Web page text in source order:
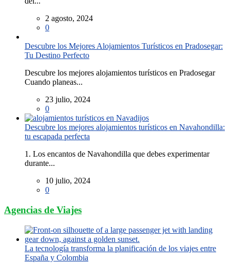
2 agosto, 2024
0
Descubre los Mejores Alojamientos Turísticos en Pradosegar:
Tu Destino Perfecto
Descubre los mejores alojamientos turísticos en Pradosegar
Cuando planeas...
23 julio, 2024
0
Descubre los mejores alojamientos turísticos en Navahondilla:
tu escapada perfecta
1. Los encantos de Navahondilla que debes experimentar
durante...
10 julio, 2024
0
Agencias de Viajes
La tecnología transforma la planificación de los viajes entre
España y Colombia